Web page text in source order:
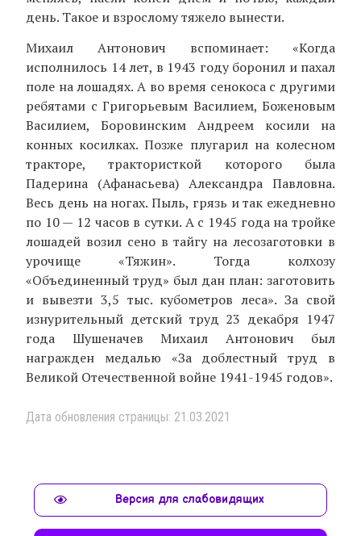
день. Такое и взрослому тяжело вынести.
Михаил Антонович вспоминает: «Когда
исполнилось 14 лет, в 1943 году боронил и пахал
поле на лошадях. А во время сенокоса с другими
ребятами с Григорьевым Василием, Боженовым
Василием, Боровинским Андреем косили на
конных косилках. Позже плугарил на колесном
тракторе, трактористкой которого была
Падерина (Афанасьева) Александра Павловна.
Весь день на ногах. Пыль, грязь и так ежедневно
по 10 — 12 часов в сутки. А с 1945 года на тройке
лошадей возил сено в тайгу на лесозаготовки в
урочище «Тяжин». Тогда колхозу
«Объединенный труд» был дан план: заготовить
и вывезти 3,5 тыс. кубометров леса». За свой
изнурительный детский труд 23 декабря 1947
года Шушеначев Михаил Антонович был
награжден медалью «За доблестный труд в
Великой Отечественной войне 1941-1945 годов».
Дата обновления страницы: 21.03.2021
Версия для слабовидящих